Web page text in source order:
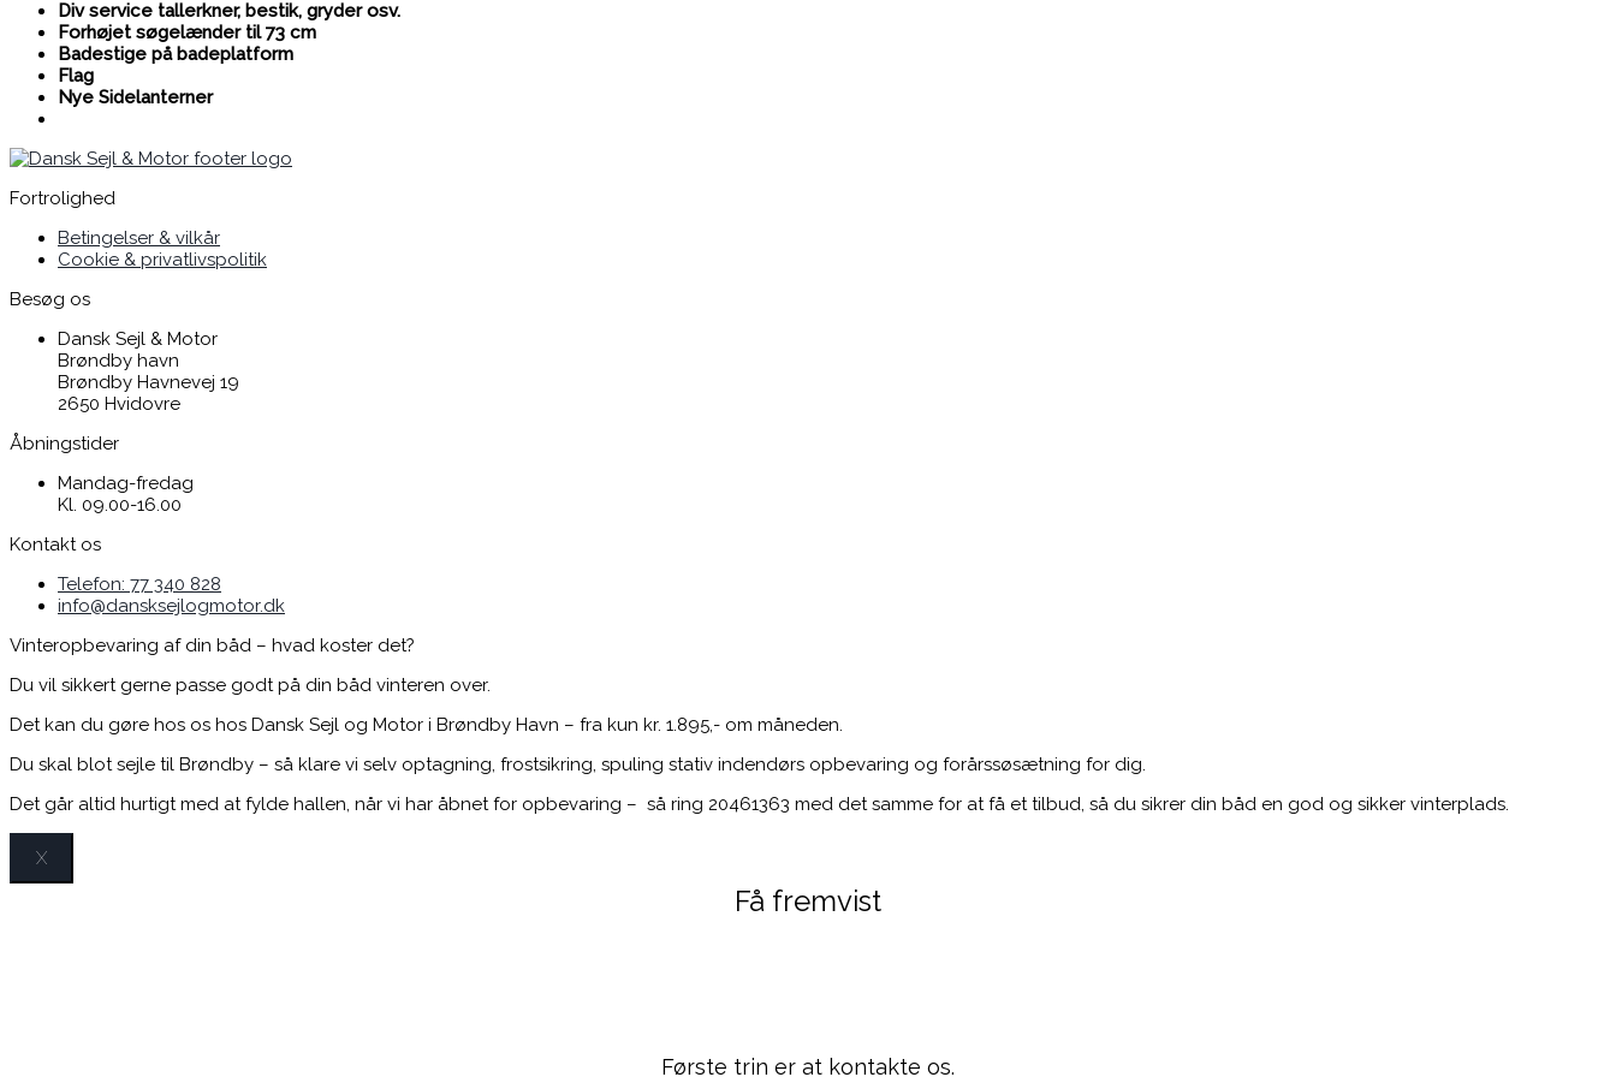
Div service tallerkner, bestik, gryder osv.
Forhøjet søgelænder til 73 cm
Badestige på badeplatform
Flag
Nye Sidelanterner
Fortrolighed
Betingelser & vilkår
Cookie & privatlivspolitik
Besøg os
Dansk Sejl & Motor
Brøndby havn
Brøndby Havnevej 19
2650 Hvidovre
Åbningstider
Mandag-fredag
Kl. 09.00-16.00
Kontakt os
Telefon: 77 340 828
info@dansksejlogmotor.dk
Vinteropbevaring af din båd – hvad koster det?
Du vil sikkert gerne passe godt på din båd vinteren over.
Det kan du gøre hos os hos Dansk Sejl og Motor i Brøndby Havn – fra kun kr. 1.895,- om måneden.
Du skal blot sejle til Brøndby – så klare vi selv optagning, frostsikring, spuling stativ indendørs opbevaring og forårssøsætning for dig.
Det går altid hurtigt med at fylde hallen, når vi har åbnet for opbevaring – så ring 20461363 med det samme for at få et tilbud, så du sikrer din båd en god og sikker vinterplads.
X
Få fremvist
Første trin er at kontakte os.